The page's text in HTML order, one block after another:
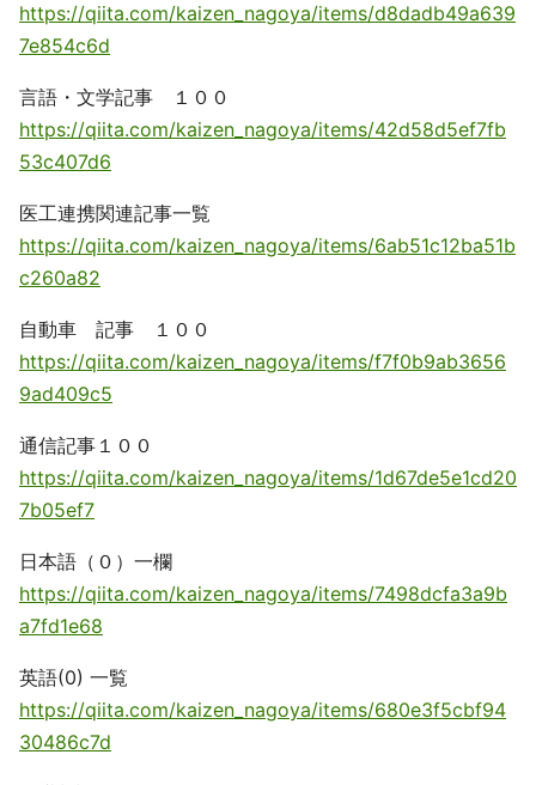
https://qiita.com/kaizen_nagoya/items/d8dadb49a639
7e854c6d
言語・文学記事 １００
https://qiita.com/kaizen_nagoya/items/42d58d5ef7fb
53c407d6
医工連携関連記事一覧
https://qiita.com/kaizen_nagoya/items/6ab51c12ba51b
c260a82
自動車 記事 １００
https://qiita.com/kaizen_nagoya/items/f7f0b9ab3656
9ad409c5
通信記事１００
https://qiita.com/kaizen_nagoya/items/1d67de5e1cd20
7b05ef7
日本語（０）一欄
https://qiita.com/kaizen_nagoya/items/7498dcfa3a9b
a7fd1e68
英語(0) 一覧
https://qiita.com/kaizen_nagoya/items/680e3f5cbf94
30486c7d